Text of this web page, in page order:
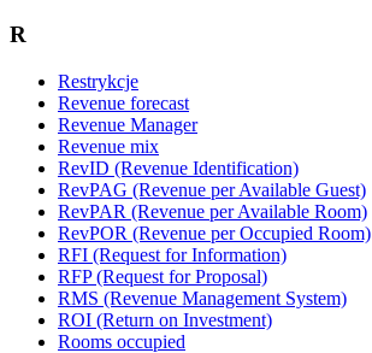
R
Restrykcje
Revenue forecast
Revenue Manager
Revenue mix
RevID (Revenue Identification)
RevPAG (Revenue per Available Guest)
RevPAR (Revenue per Available Room)
RevPOR (Revenue per Occupied Room)
RFI (Request for Information)
RFP (Request for Proposal)
RMS (Revenue Management System)
ROI (Return on Investment)
Rooms occupied